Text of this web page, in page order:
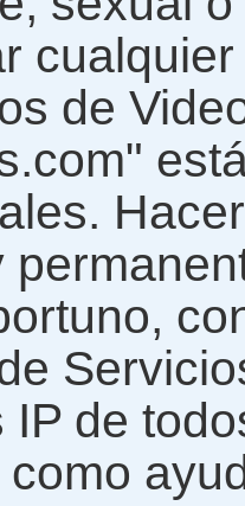
de
IP de